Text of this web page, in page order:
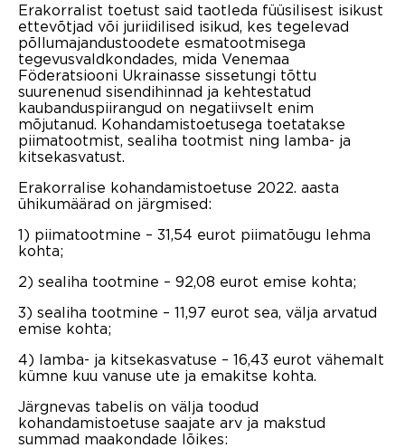
Erakorralist toetust said taotleda füüsilisest isikust
ettevõtjad või juriidilised isikud, kes tegelevad
põllumajandustoodete esmatootmisega
tegevusvaldkondades, mida Venemaa
Föderatsiooni Ukrainasse sissetungi tõttu
suurenenud sisendihinnad ja kehtestatud
kaubanduspiirangud on negatiivselt enim
mõjutanud. Kohandamistoetusega toetatakse
piimatootmist, sealiha tootmist ning lamba- ja
kitsekasvatust.
Erakorralise kohandamistoetuse 2022. aasta
ühikumäärad on järgmised:
1) piimatootmine – 31,54 eurot piimatõugu lehma
kohta;
2) sealiha tootmine – 92,08 eurot emise kohta;
3) sealiha tootmine – 11,97 eurot sea, välja arvatud
emise kohta;
4) lamba- ja kitsekasvatuse – 16,43 eurot vähemalt
kümne kuu vanuse ute ja emakitse kohta.
Järgnevas tabelis on välja toodud
kohandamistoetuse saajate arv ja makstud
summad maakondade lõikes: